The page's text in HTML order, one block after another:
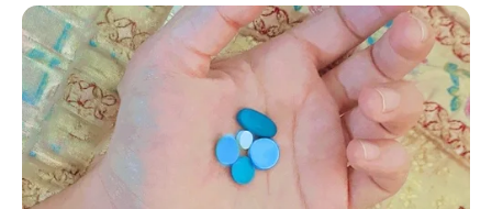
Demi Abbas, Zharif Ghazzi turun
21kg
6 Ogos 2026
TRENDING